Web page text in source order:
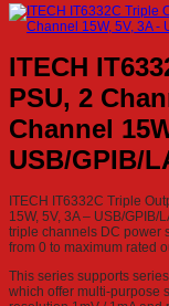
ITECH
PSU, 2
Channel
USB/GPIB/
ITECH IT6332C Triple
15W, 5V, 3A – USB/
triple channels DC power
from 0 to maximum rated
This series supports
which offer multi-purpose